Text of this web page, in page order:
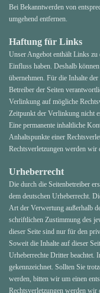
Bei Bekanntwerden von
umgehend entfernen.
Haftung für Links
Unser Angebot enthält Links
Einfluss haben. Deshalb
übernehmen. Für die Inhalte
Betreiber der Seiten
Verlinkung auf mögliche
Zeitpunkt der Verlinkung nicht
Eine permanente inhaltliche
Anhaltspunkte einer
Rechtsverletzungen werden wir
Urheberrecht
Die durch die Seitenbetreiber
dem deutschen Urheberrecht.
Art der Verwertung außerhalb
schriftlichen Zustimmung des
dieser Seite sind nur für den
Soweit die Inhalte auf dieser
Urheberrechte Dritter beachtet.
gekennzeichnet. Sollten Sie
werden, bitten wir um einen
Rechtsverletzungen werden wir